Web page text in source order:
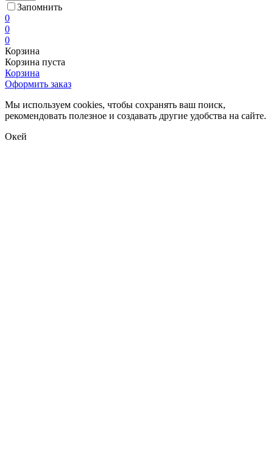
Запомнить
0
0
0
Корзина
Корзина пуста
Корзина
Оформить заказ
Мы используем cookies, чтобы сохранять ваш поиск,
рекомендовать полезное и создавать другие удобства на сайте.
Окей